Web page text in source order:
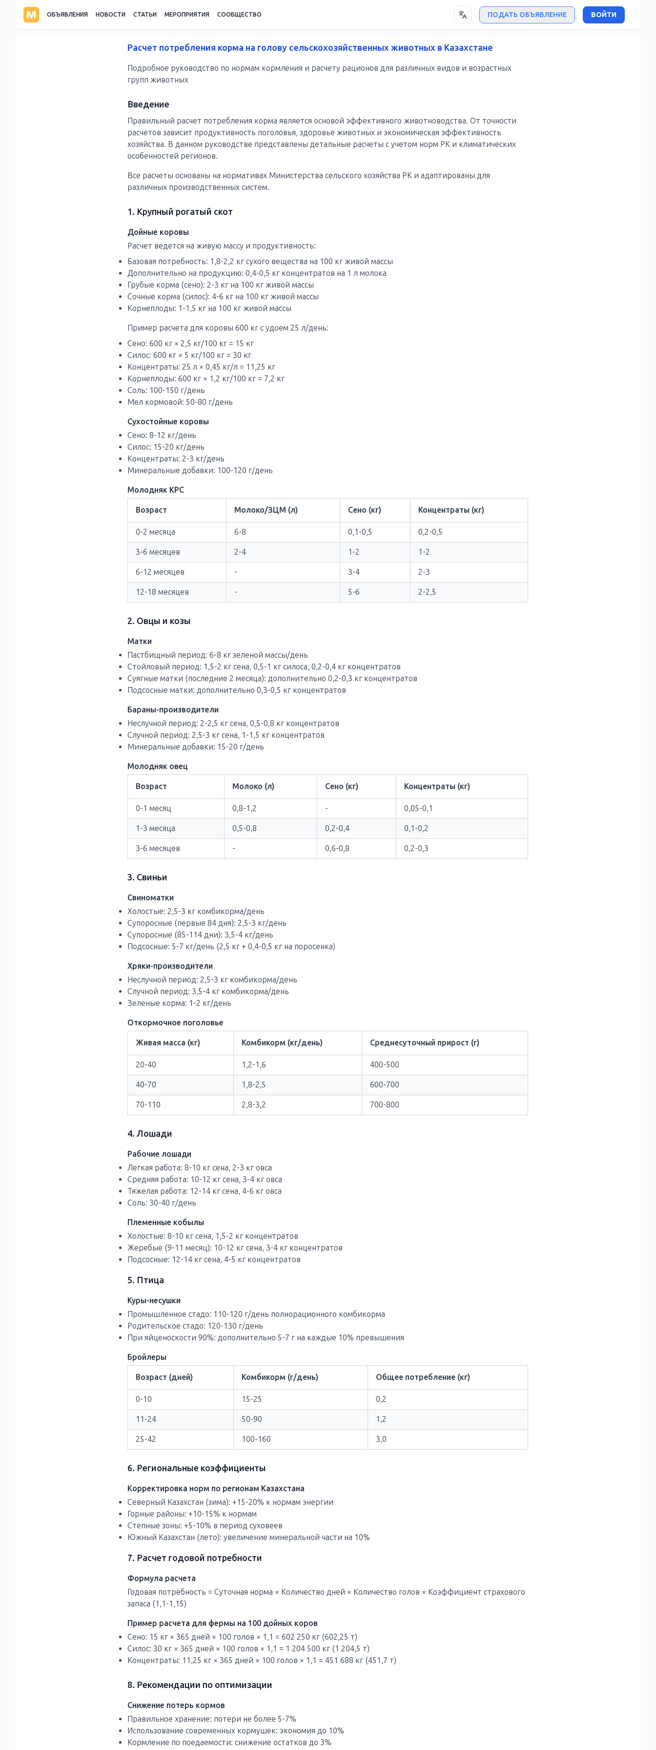
ОБЪЯВЛЕНИЯ НОВОСТИ СТАТЬИ МЕРОПРИЯТИЯ СООБЩЕСТВО ПОДАТЬ ОБЪЯВЛЕНИЕ ВОЙТИ
Расчет потребления корма на голову сельскохозяйственных животных в Казахстане
Подробное руководство по нормам кормления и расчету рационов для различных видов и возрастных
групп животных
Введение
Правильный расчет потребления корма является основой эффективного животноводства. От точности
расчетов зависит продуктивность поголовья, здоровье животных и экономическая эффективность
хозяйства. В данном руководстве представлены детальные расчеты с учетом норм РК и климатических
особенностей регионов.
Все расчеты основаны на нормативах Министерства сельского хозяйства РК и адаптированы для
различных производственных систем.
1. Крупный рогатый скот
Дойные коровы
Расчет ведется на живую массу и продуктивность:
Базовая потребность: 1,8-2,2 кг сухого вещества на 100 кг живой массы
Дополнительно на продукцию: 0,4-0,5 кг концентратов на 1 л молока
Грубые корма (сено): 2-3 кг на 100 кг живой массы
Сочные корма (силос): 4-6 кг на 100 кг живой массы
Корнеплоды: 1-1,5 кг на 100 кг живой массы
Пример расчета для коровы 600 кг с удоем 25 л/день:
Сено: 600 кг × 2,5 кг/100 кг = 15 кг
Силос: 600 кг × 5 кг/100 кг = 30 кг
Концентраты: 25 л × 0,45 кг/л = 11,25 кг
Корнеплоды: 600 кг × 1,2 кг/100 кг = 7,2 кг
Соль: 100-150 г/день
Мел кормовой: 50-80 г/день
Сухостойные коровы
Сено: 8-12 кг/день
Силос: 15-20 кг/день
Концентраты: 2-3 кг/день
Минеральные добавки: 100-120 г/день
Молодняк КРС
Возраст Молоко/ЗЦМ (л) Сено (кг) Концентраты (кг)
0-2 месяца 6-8 0,1-0,5 0,2-0,5
3-6 месяцев 2-4 1-2 1-2
6-12 месяцев - 3-4 2-3
12-18 месяцев - 5-6 2-2,5
2. Овцы и козы
Матки
Пастбищный период: 6-8 кг зеленой массы/день
Стойловый период: 1,5-2 кг сена, 0,5-1 кг силоса, 0,2-0,4 кг концентратов
Суягные матки (последние 2 месяца): дополнительно 0,2-0,3 кг концентратов
Подсосные матки: дополнительно 0,3-0,5 кг концентратов
Бараны-производители
Неслучной период: 2-2,5 кг сена, 0,5-0,8 кг концентратов
Случной период: 2,5-3 кг сена, 1-1,5 кг концентратов
Минеральные добавки: 15-20 г/день
Молодняк овец
Возраст Молоко (л) Сено (кг) Концентраты (кг)
0-1 месяц 0,8-1,2 - 0,05-0,1
1-3 месяца 0,5-0,8 0,2-0,4 0,1-0,2
3-6 месяцев - 0,6-0,8 0,2-0,3
3. Свиньи
Свиноматки
Холостые: 2,5-3 кг комбикорма/день
Супоросные (первые 84 дня): 2,5-3 кг/день
Супоросные (85-114 дни): 3,5-4 кг/день
Подсосные: 5-7 кг/день (2,5 кг + 0,4-0,5 кг на поросенка)
Хряки-производители
Неслучной период: 2,5-3 кг комбикорма/день
Случной период: 3,5-4 кг комбикорма/день
Зеленые корма: 1-2 кг/день
Откормочное поголовье
Живая масса (кг) Комбикорм (кг/день) Среднесуточный прирост (г)
20-40 1,2-1,6 400-500
40-70 1,8-2,5 600-700
70-110 2,8-3,2 700-800
4. Лошади
Рабочие лошади
Легкая работа: 8-10 кг сена, 2-3 кг овса
Средняя работа: 10-12 кг сена, 3-4 кг овса
Тяжелая работа: 12-14 кг сена, 4-6 кг овса
Соль: 30-40 г/день
Племенные кобылы
Холостые: 8-10 кг сена, 1,5-2 кг концентратов
Жеребые (9-11 месяц): 10-12 кг сена, 3-4 кг концентратов
Подсосные: 12-14 кг сена, 4-5 кг концентратов
5. Птица
Куры-несушки
Промышленное стадо: 110-120 г/день полнорационного комбикорма
Родительское стадо: 120-130 г/день
При яйценоскости 90%: дополнительно 5-7 г на каждые 10% превышения
Бройлеры
Возраст (дней) Комбикорм (г/день) Общее потребление (кг)
0-10 15-25 0,2
11-24 50-90 1,2
25-42 100-160 3,0
6. Региональные коэффициенты
Корректировка норм по регионам Казахстана
Северный Казахстан (зима): +15-20% к нормам энергии
Горные районы: +10-15% к нормам
Степные зоны: +5-10% в период суховеев
Южный Казахстан (лето): увеличение минеральной части на 10%
7. Расчет годовой потребности
Формула расчета
Годовая потребность = Суточная норма × Количество дней × Количество голов × Коэффициент страхового
запаса (1,1-1,15)
Пример расчета для фермы на 100 дойных коров
Сено: 15 кг × 365 дней × 100 голов × 1,1 = 602 250 кг (602,25 т)
Силос: 30 кг × 365 дней × 100 голов × 1,1 = 1 204 500 кг (1 204,5 т)
Концентраты: 11,25 кг × 365 дней × 100 голов × 1,1 = 451 688 кг (451,7 т)
8. Рекомендации по оптимизации
Снижение потерь кормов
Правильное хранение: потери не более 5-7%
Использование современных кормушек: экономия до 10%
Кормление по поедаемости: снижение остатков до 3%